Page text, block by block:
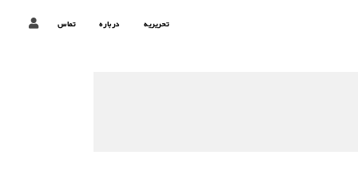
تماس درباره تحریریه